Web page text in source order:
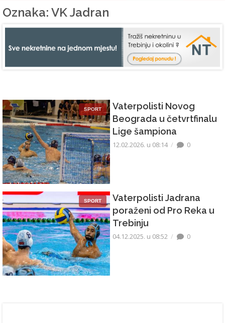
Oznaka: VK Jadran
SPORT
Vaterpolisti Novog
Beograda u četvrtfinalu
Lige šampiona
12.02.2026. u 08:14 0
SPORT
Vaterpolisti Jadrana
poraženi od Pro Reka u
Trebinju
04.12.2025. u 08:52 0